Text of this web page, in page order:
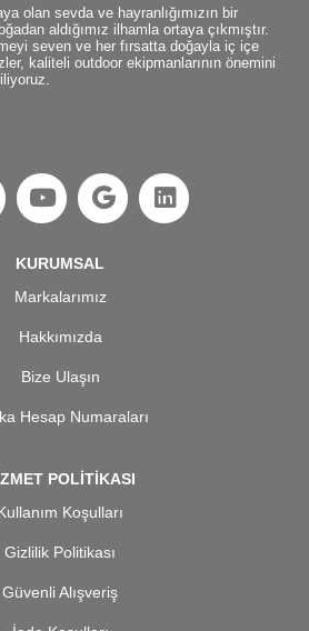
olan sevda ve hayranlığımızın bir
aldığımız ilhamla ortaya çıkmıştır.
seven ve her fırsatta doğayla iç içe
kaliteli outdoor ekipmanlarının önemini
KURUMSAL
Markalarımız
Hakkımızda
Bize Ulaşın
Hesap Numaraları
POLİTİKASI
Koşulları
Gizlilik Politikası
Güvenli Alışveriş